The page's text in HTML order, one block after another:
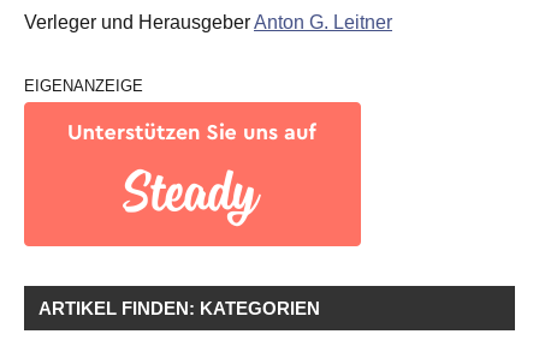
Verleger und HerausgeberAnton G. Leitner
EIGENANZEIGE
ARTIKEL FINDEN: KATEGORIEN